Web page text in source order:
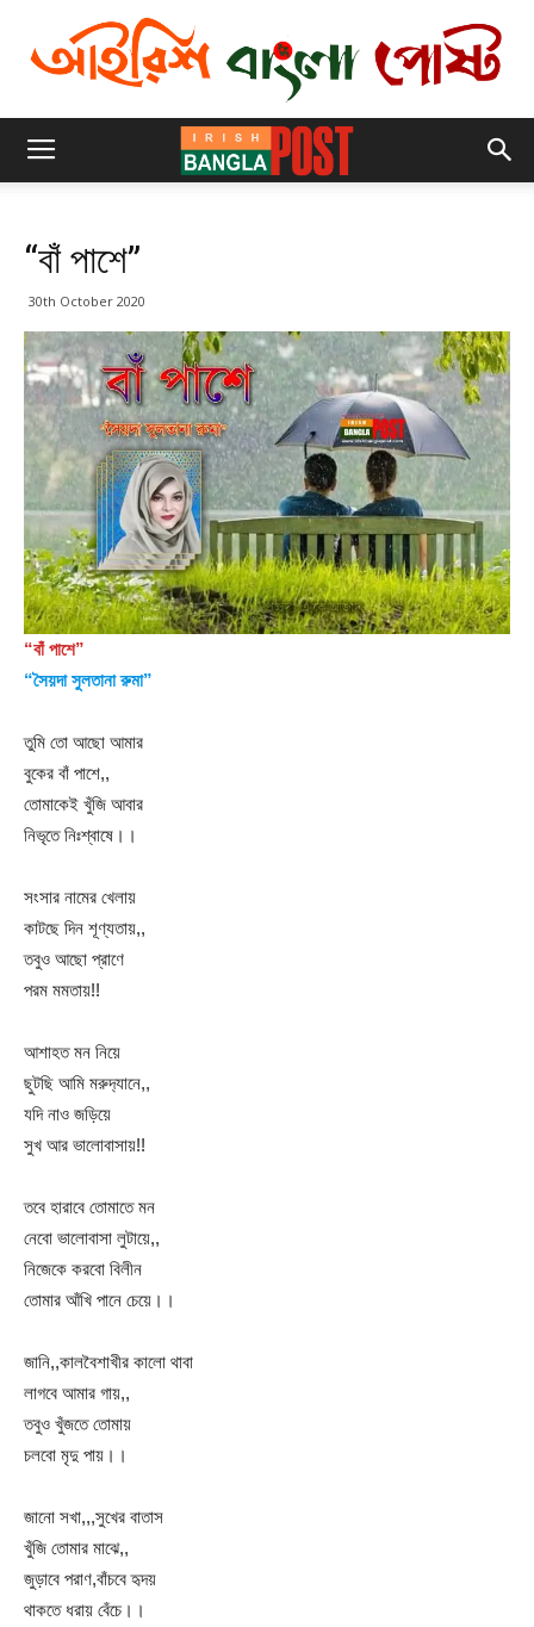
“বাঁ পাশে”
30th October 2020
“বাঁ পাশে”
“সৈয়দা সুলতানা রুমা”
তুমি তো আছো আমার
বুকের বাঁ পাশে,,
তোমাকেই খুঁজি আবার
নিভৃতে নিঃশ্বাষে।।
সংসার নামের খেলায়
কাটছে দিন শূণ্যতায়,,
তবুও আছো প্রাণে
পরম মমতায়!!
আশাহত মন নিয়ে
ছুটছি আমি মরুদ‍্যানে,,
যদি নাও জড়িয়ে
সুখ আর ভালোবাসায়!!
তবে হারাবে তোমাতে মন
নেবো ভালোবাসা লুটায়ে,,
নিজেকে করবো বিলীন
তোমার আঁখি পানে চেয়ে।।
জানি,,কালবৈশাখীর কালো থাবা
লাগবে আমার গায়,,
তবুও খুঁজতে তোমায়
চলবো মৃদু পায়।।
জানো সখা,,,সুখের বাতাস
খুঁজি তোমার মাঝে,,
জুড়াবে পরাণ,বাঁচবে হৃদয়
থাকতে ধরায় বেঁচে।।